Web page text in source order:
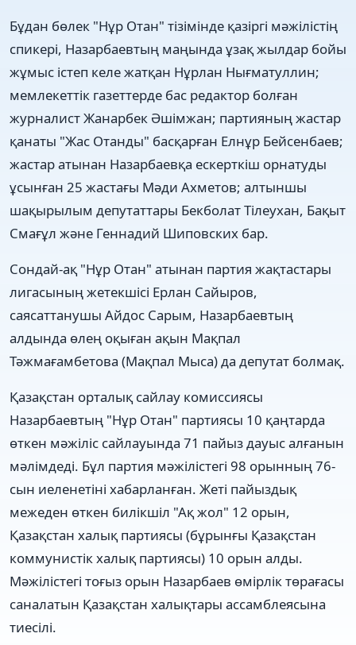
Бұдан бөлек "Нұр Отан" тізімінде қазіргі мәжілістің
спикері, Назарбаевтың маңында ұзақ жылдар бойы
жұмыс істеп келе жатқан Нұрлан Нығматуллин;
мемлекеттік газеттерде бас редактор болған
журналист Жанарбек Әшімжан; партияның жастар
қанаты "Жас Отанды" басқарған Елнұр Бейсенбаев;
жастар атынан Назарбаевқа ескерткіш орнатуды
ұсынған 25 жастағы Мәди Ахметов; алтыншы
шақырылым депутаттары Бекболат Тілеухан, Бақыт
Смағұл және Геннадий Шиповских бар.
Сондай-ақ "Нұр Отан" атынан партия жақтастары
лигасының жетекшісі Ерлан Сайыров,
саясаттанушы Айдос Сарым, Назарбаевтың
алдында өлең оқыған ақын Мақпал
Тәжмағамбетова (Мақпал Мыса) да депутат болмақ.
Қазақстан орталық сайлау комиссиясы
Назарбаевтың "Нұр Отан" партиясы 10 қаңтарда
өткен мәжіліс сайлауында 71 пайыз дауыс алғанын
мәлімдеді. Бұл партия мәжілістегі 98 орынның 76-
сын иеленетіні хабарланған. Жеті пайыздық
межеден өткен билікшіл "Ақ жол" 12 орын,
Қазақстан халық партиясы (бұрынғы Қазақстан
коммунистік халық партиясы) 10 орын алды.
Мәжілістегі тоғыз орын Назарбаев өмірлік төрағасы
саналатын Қазақстан халықтары ассамблеясына
тиесілі.